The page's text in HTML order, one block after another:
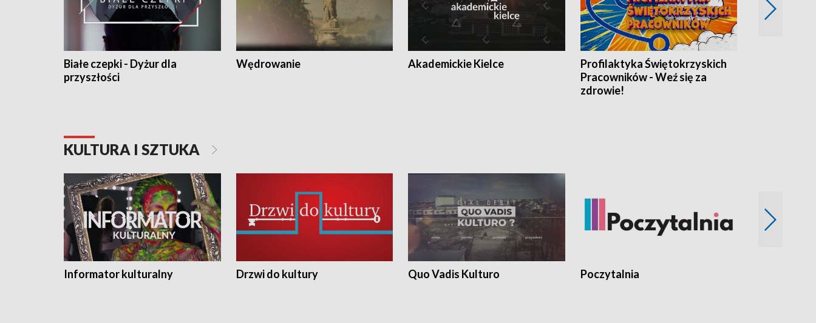
Białe czepki - Dyżur dla
przyszłości
Wędrowanie Akademickie Kielce
Profilaktyka Świętokrzyskich
Pracowników - Weź się za
zdrowie!
KULTURA I SZTUKA
Informator kulturalny Drzwi do kultury Quo Vadis Kulturo Poczytalnia